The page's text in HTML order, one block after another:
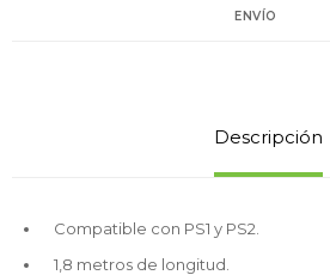
ENVÍO
Descripción
Compatible con PS1 y PS2.
1,8 metros de longitud.